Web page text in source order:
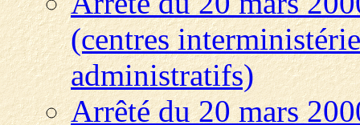
(centres
administratifs)
Arrêté du 20 mars